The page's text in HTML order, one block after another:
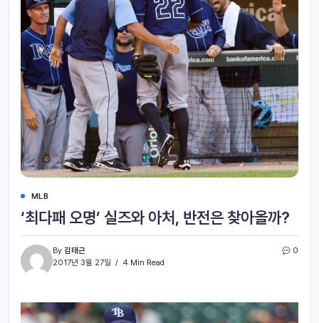
MLB
‘최다패 오명’ 실즈와 아처, 반전은 찾아올까?
By 김태근
2017년 3월 27일
4 Min Read
0